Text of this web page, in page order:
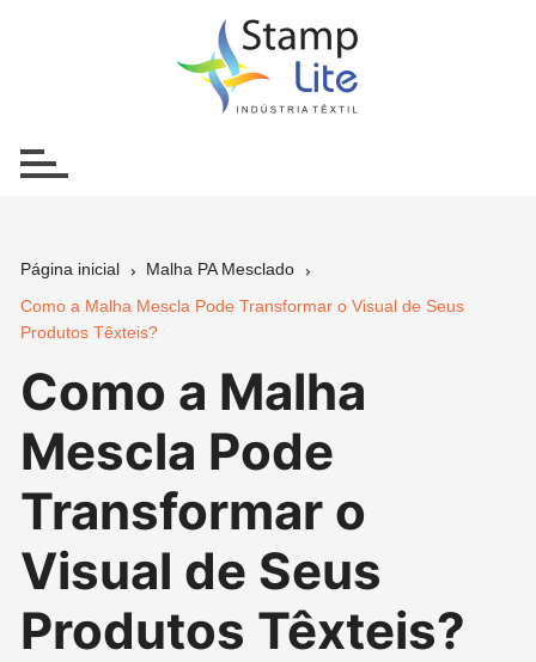
Página inicial
Malha PA Mesclado
Como a Malha Mescla Pode Transformar o Visual de Seus
Produtos Têxteis?
Como a Malha
Mescla Pode
Transformar o
Visual de Seus
Produtos Têxteis?